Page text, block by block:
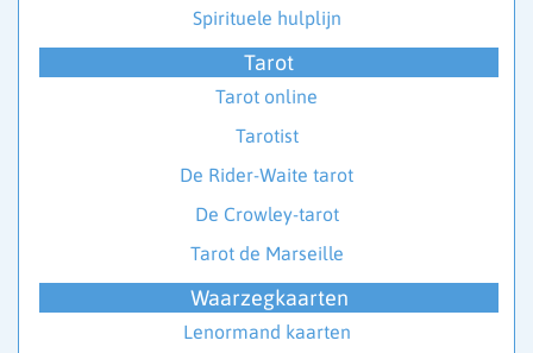
Spirituele hulplijn
Tarot
Tarot online
Tarotist
De Rider-Waite tarot
De Crowley-tarot
Tarot de Marseille
Waarzegkaarten
Lenormand kaarten